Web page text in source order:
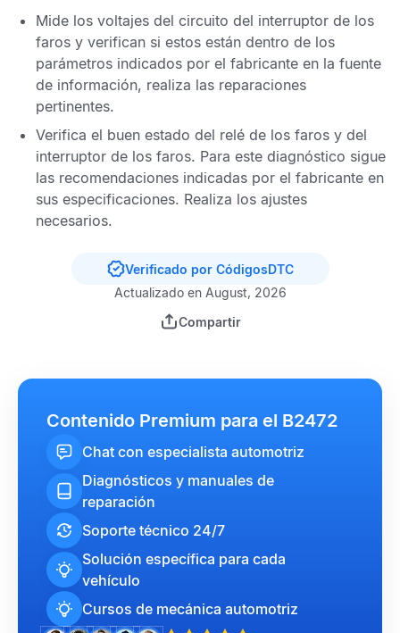
Mide los voltajes del circuito del interruptor de los
faros y verifican si estos están dentro de los
parámetros indicados por el fabricante en la fuente
de información, realiza las reparaciones
pertinentes.
Verifica el buen estado del relé de los faros y del
interruptor de los faros. Para este diagnóstico sigue
las recomendaciones indicadas por el fabricante en
sus especificaciones. Realiza los ajustes
necesarios.
Verificado por CódigosDTC
Actualizado en August, 2026
Compartir
Contenido Premium para el B2472
Chat con especialista automotriz
Diagnósticos y manuales de
reparación
Soporte técnico 24/7
Solución específica para cada
vehículo
Cursos de mecánica automotriz